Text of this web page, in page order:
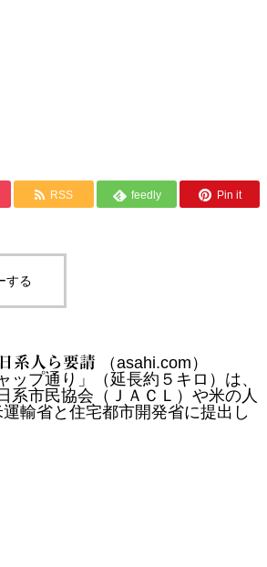
RSS feedly Pin it
する
系人ら要請 （asahi.com ）
プ通り」（延長約５キロ）は、
系市民協会（ＪＡＣＬ）や米の人
輸省と住宅都市開発省に提出し